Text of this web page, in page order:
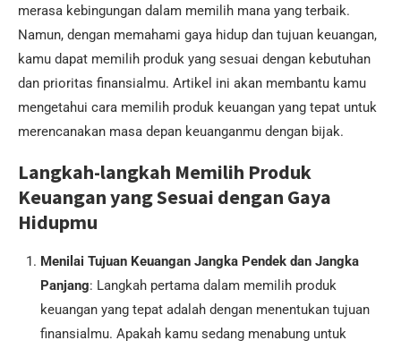
merasa kebingungan dalam memilih mana yang terbaik.
Namun, dengan memahami gaya hidup dan tujuan keuangan,
kamu dapat memilih produk yang sesuai dengan kebutuhan
dan prioritas finansialmu. Artikel ini akan membantu kamu
mengetahui cara memilih produk keuangan yang tepat untuk
merencanakan masa depan keuanganmu dengan bijak.
Langkah-langkah Memilih Produk
Keuangan yang Sesuai dengan Gaya
Hidupmu
Menilai Tujuan Keuangan Jangka Pendek dan Jangka
Panjang: Langkah pertama dalam memilih produk
keuangan yang tepat adalah dengan menentukan tujuan
finansialmu. Apakah kamu sedang menabung untuk